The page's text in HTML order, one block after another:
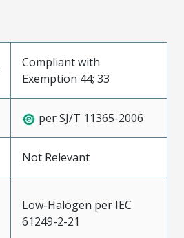
Compliant with
Exemption 44; 33
per SJ/T 11365-2006
Not Relevant
Low-Halogen per IEC
61249-2-21